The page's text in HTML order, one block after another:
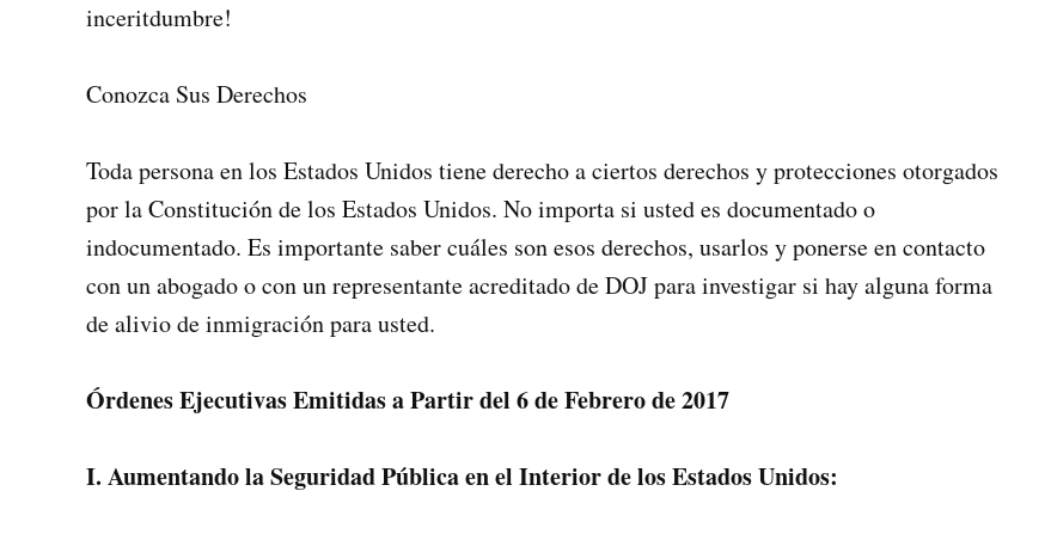
inceritdumbre!
Conozca Sus Derechos
Toda persona en los Estados Unidos tiene derecho a ciertos derechos y protecciones otorgados
por la Constitución de los Estados Unidos. No importa si usted es documentado o
indocumentado. Es importante saber cuáles son esos derechos, usarlos y ponerse en contacto
con un abogado o con un representante acreditado de DOJ para investigar si hay alguna forma
de alivio de inmigración para usted.
Órdenes Ejecutivas Emitidas a Partir del 6 de Febrero de 2017
I. Aumentando la Seguridad Pública en el Interior de los Estados Unidos: